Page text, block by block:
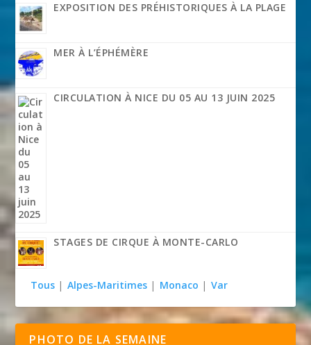
EXPOSITION DES PRÉHISTORIQUES À LA PLAGE
MER À L’ÉPHÉMÈRE
CIRCULATION À NICE DU 05 AU 13 JUIN 2025
STAGES DE CIRQUE À MONTE-CARLO
Tous | Alpes-Maritimes | Monaco | Var
PHOTO DE LA SEMAINE